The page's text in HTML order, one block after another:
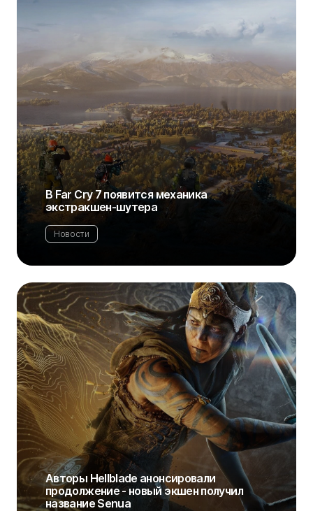
В Far Cry 7 появится механика
экстракшен-шутера
Новости
Авторы Hellblade анонсировали
продолжение - новый экшен получил
название Senua